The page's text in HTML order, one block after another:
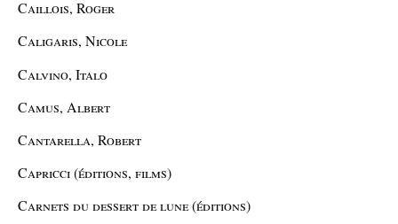
Caillois, Roger
Caligaris, Nicole
Calvino, Italo
Camus, Albert
Cantarella, Robert
Capricci (éditions, films)
Carnets du dessert de lune (éditions)